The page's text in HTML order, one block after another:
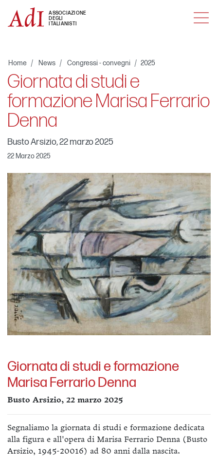
ASSOCIAZIONE
DEGLI
ITALIANISTI
MENU
Home News Congressi - convegni 2025
Giornata di studi e
formazione Marisa Ferrario
Denna
Busto Arsizio, 22 marzo 2025
22 Marzo 2025
Giornata di studi e formazione
Marisa Ferrario Denna
Busto Arsizio, 22 marzo 2025
Segnaliamo la giornata di studi e formazione dedicata
alla figura e all'opera di Marisa Ferrario Denna (Busto
Arsizio, 1945-20016) ad 80 anni dalla nascita.